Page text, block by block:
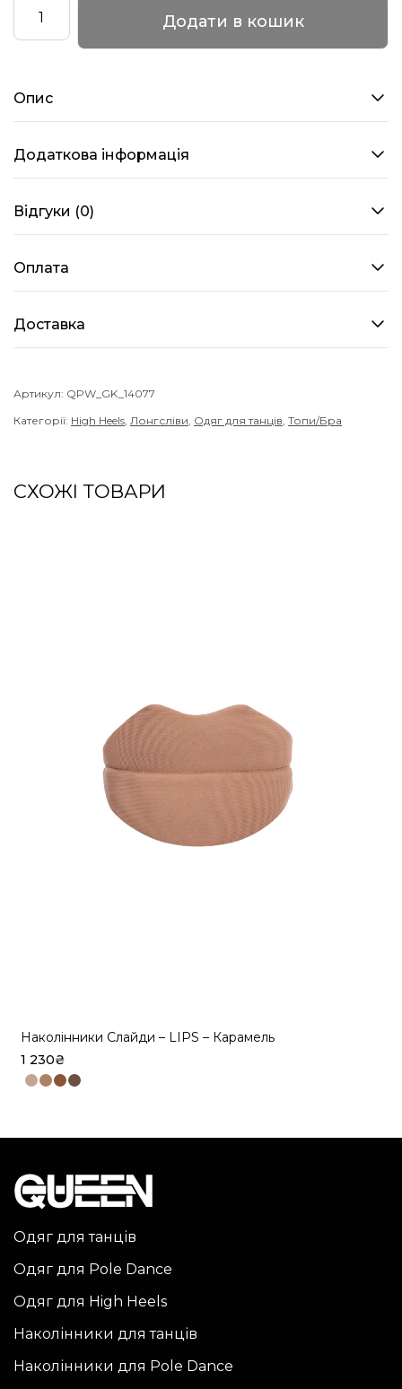
у
чорному
кольорі
Додати в кошик
Опис
Додаткова інформація
Відгуки (0)
Оплата
Доставка
Артикул: QPW_GK_14077
Категорії: High Heels, Лонгсліви, Одяг для танців, Топи/Бра
СХОЖІ ТОВАРИ
Наколінники Слайди – LIPS – Карамель
1 230₴
Цей
варіантів.
Параметри
можна
вибрати
на
сторінці
товару
Одяг для танців
Одяг для Pole Dance
Одяг для High Heels
Наколінники для танців
Наколінники для Pole Dance